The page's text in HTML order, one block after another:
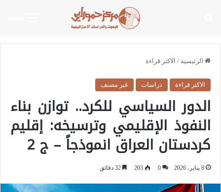
الرئيسية / الاكثر قراءة
الاكثر قراءة دراسات غير مصنف
الدور السياسي للكرد.. توازن بناء
النفوذ الإقليمي وترسيخه: إقليم
كردستان العراق انموذجاً – ج 2
8 يناير، 2026 0
203